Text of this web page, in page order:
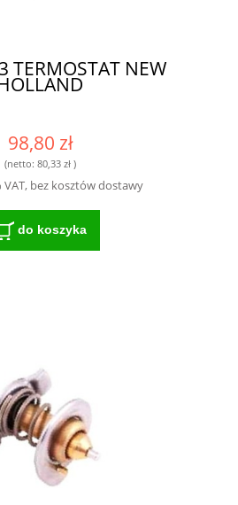
TERMOSTAT NEW
98,80 zł
(netto: 80,33 zł)
VAT, bez kosztów dostawy
do koszyka